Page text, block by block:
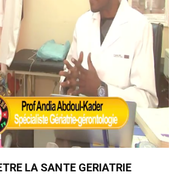
LA SANTE GERIATRIE